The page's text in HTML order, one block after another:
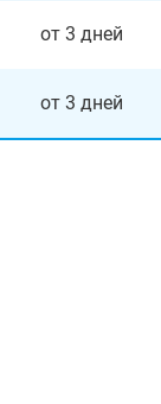
от 3 дней
от 3 дней